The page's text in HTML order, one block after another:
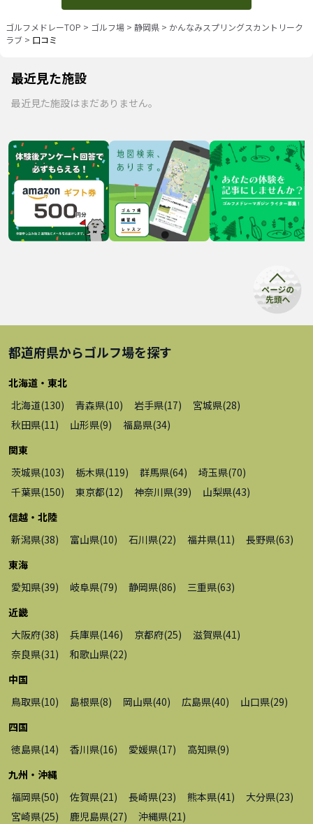
ゴルフメドレーTOP > ゴルフ場 > 静岡県 > かんなみスプリングスカントリーク
ラブ > 口コミ
最近見た施設
最近見た施設はまだありません。
都道府県からゴルフ場を探す
北海道・東北
北海道(130) 青森県(10) 岩手県(17) 宮城県(28)
秋田県(11 ) 山形県(9) 福島県(34)
関東
茨城県(103) 栃木県(119) 群馬県(64) 埼玉県(70)
千葉県(150) 東京都(12) 神奈川県(39) 山梨県(43)
信越・北陸
新潟県(38) 富山県(10) 石川県(22) 福井県(11 ) 長野県(63)
東海
愛知県(39) 岐阜県(79) 静岡県(86) 三重県(63)
近畿
大阪府(38) 兵庫県(146) 京都府(25) 滋賀県(41 )
奈良県(31 ) 和歌山県(22)
中国
鳥取県(10) 島根県(8) 岡山県(40) 広島県(40) 山口県(29)
四国
徳島県(14) 香川県(16) 愛媛県(17) 高知県(9)
九州・沖縄
福岡県(50) 佐賀県(21 ) 長崎県(23) 熊本県(41 ) 大分県(23)
宮崎県(25) 鹿児島県(27) 沖縄県(21 )